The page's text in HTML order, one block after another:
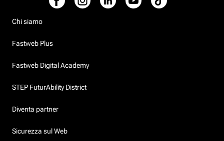
Chi siamo
Fastweb Plus
Fastweb Digital Academy
STEP FuturAbility District
Diventa partner
Sicurezza sul Web